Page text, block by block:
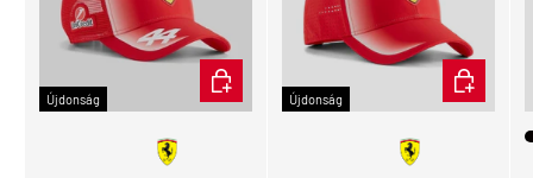
Újdonság
KOSÁRBA
Újdonság
🧑🏻
KOSÁRBA